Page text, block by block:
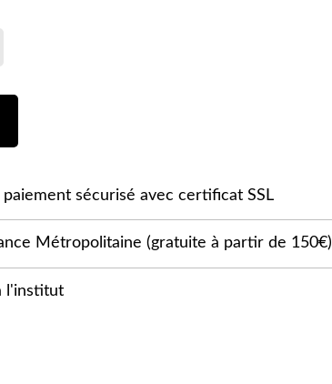
sécurisé avec certificat SSL
Métropolitaine (gratuite à partir de 150€)
l'institut